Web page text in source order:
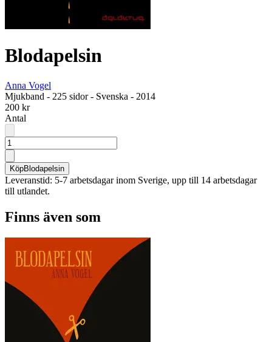
Blodapelsin
Anna Vogel
Mjukband - 225 sidor- Svenska - 2014
200 kr
Antal
KöpBlodapelsin
Leveranstid: 5-7 arbetsdagar inom Sverige, upp till 14 arbetsdagar
till utlandet.
Finns även som